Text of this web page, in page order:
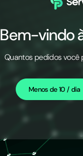
Bem-vindo
Quantos pedidos você
Menos de 10 / dia